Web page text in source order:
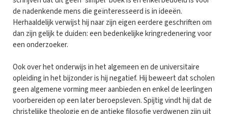
de nadenkende mens die geïnteresseerd is in ideeën.
Herhaaldelijk verwijst hij naar zijn eigen eerdere geschriften om
dan zijn gelijk te duiden: een bedenkelijke kringredenering voor
een onderzoeker.
Ook over het onderwijs in het algemeen en de universitaire
opleiding in het bijzonder is hij negatief. Hij beweert dat scholen
geen algemene vorming meer aanbieden en enkel de leerlingen
voorbereiden op een later beroepsleven. Spijtig vindt hij dat de
christelijke theologie en de antieke filosofie verdwenen zijn uit